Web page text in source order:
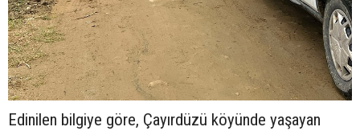
Edinilen bilgiye göre, Çayırdüzü köyünde yaşayan